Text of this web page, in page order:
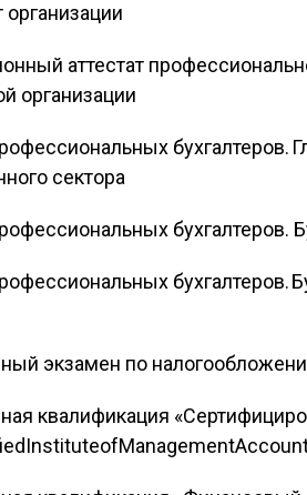
аттестат
организации
бухгалтеров.
сектора
бухгалтеров.
бухгалтеров.
экзамен по
квалификация